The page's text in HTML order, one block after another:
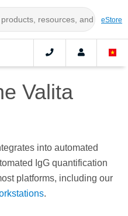
eStore
Valita
into automated
IgG quantification
platforms, including our
.